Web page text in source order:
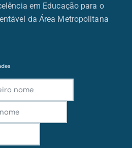
em Educação para o
da Área Metropolitana